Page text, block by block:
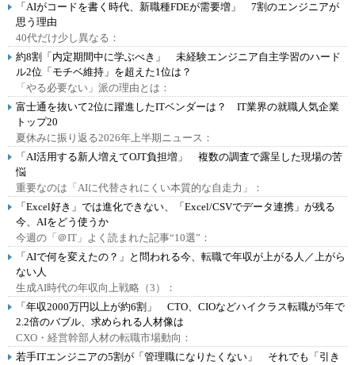
「AIがコードを書く時代、新職種FDEが需要増」 7割のエンジニアが
思う理由
40代だけ少し異なる：
約8割「内定期間中に学ぶべき」 未経験エンジニア自主学習のハード
ル2位「モチベ維持」を超えた1位は？
「やる必要ない」派の理由とは：
富士通を抜いて2位に躍進したITベンダーは？ IT業界の就職人気企業
トップ20
夏休みに振り返る2026年上半期ニュース：
「AI活用する新人増えてOJT負担増」 複数の調査で露呈した現場の苦
悩
重要なのは「AIに代替されにくい本質的な自走力」：
「Excel好き」では進化できない、「Excel/CSVでデータ連携」が残る
今、AIをどう使うか
今週の「＠IT」よく読まれた記事“10選”：
「AIで何を変えたの？」と問われる今、転職で年収が上がる人／上がら
ない人
生成AI時代の年収向上戦略（3）：
「年収2000万円以上が約6割」 CTO、CIOなどハイクラス転職が5年で
2.2倍のバブル、求められる人材像は
CXO・経営幹部人材の転職市場動向：
若手ITエンジニアの5割が「管理職になりたくない」 それでも「引き